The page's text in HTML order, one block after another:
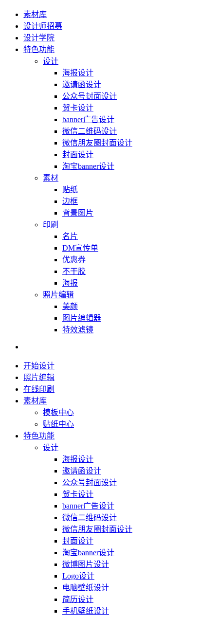
素材库
设计师招募
设计学院
特色功能
设计
海报设计
邀请函设计
公众号封面设计
贺卡设计
banner广告设计
微信二维码设计
微信朋友圈封面设计
封面设计
淘宝banner设计
素材
贴纸
边框
背景图片
印刷
名片
DM宣传单
优惠券
不干胶
海报
照片编辑
美颜
图片编辑器
特效滤镜
开始设计
照片编辑
在线印刷
素材库
模板中心
贴纸中心
特色功能
设计
海报设计
邀请函设计
公众号封面设计
贺卡设计
banner广告设计
微信二维码设计
微信朋友圈封面设计
封面设计
淘宝banner设计
微博图片设计
Logo设计
电脑壁纸设计
简历设计
手机壁纸设计